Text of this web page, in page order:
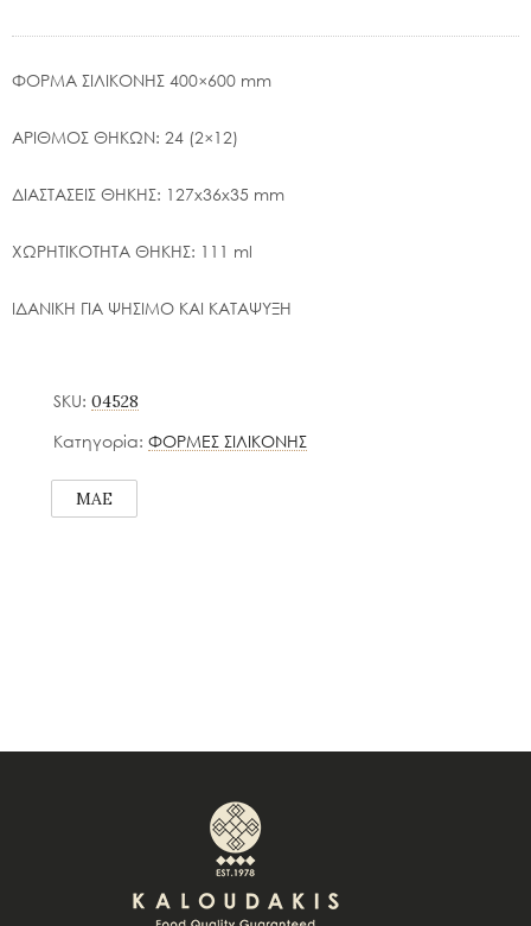
ΦΟΡΜΑ ΣΙΛΙΚΟΝΗΣ 400×600 mm
ΑΡΙΘΜΟΣ ΘΗΚΩΝ: 24 (2×12)
ΔΙΑΣΤΑΣΕΙΣ ΘΗΚΗΣ: 127x36x35 mm
ΧΩΡΗΤΙΚΟΤΗΤΑ ΘΗΚΗΣ: 111 ml
ΙΔΑΝΙΚΗ ΓΙΑ ΨΗΣΙΜΟ ΚΑΙ ΚΑΤΑΨΥΞΗ
SKU: 04528
Κατηγορία: ΦΟΡΜΕΣ ΣΙΛΙΚΟΝΗΣ
MAE